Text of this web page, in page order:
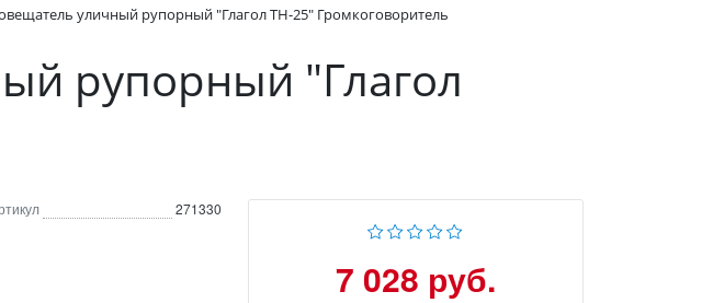
уличный рупорный "Глагол ТН-25" Громкоговоритель
рупорный "Глагол
271330
7 028 руб.